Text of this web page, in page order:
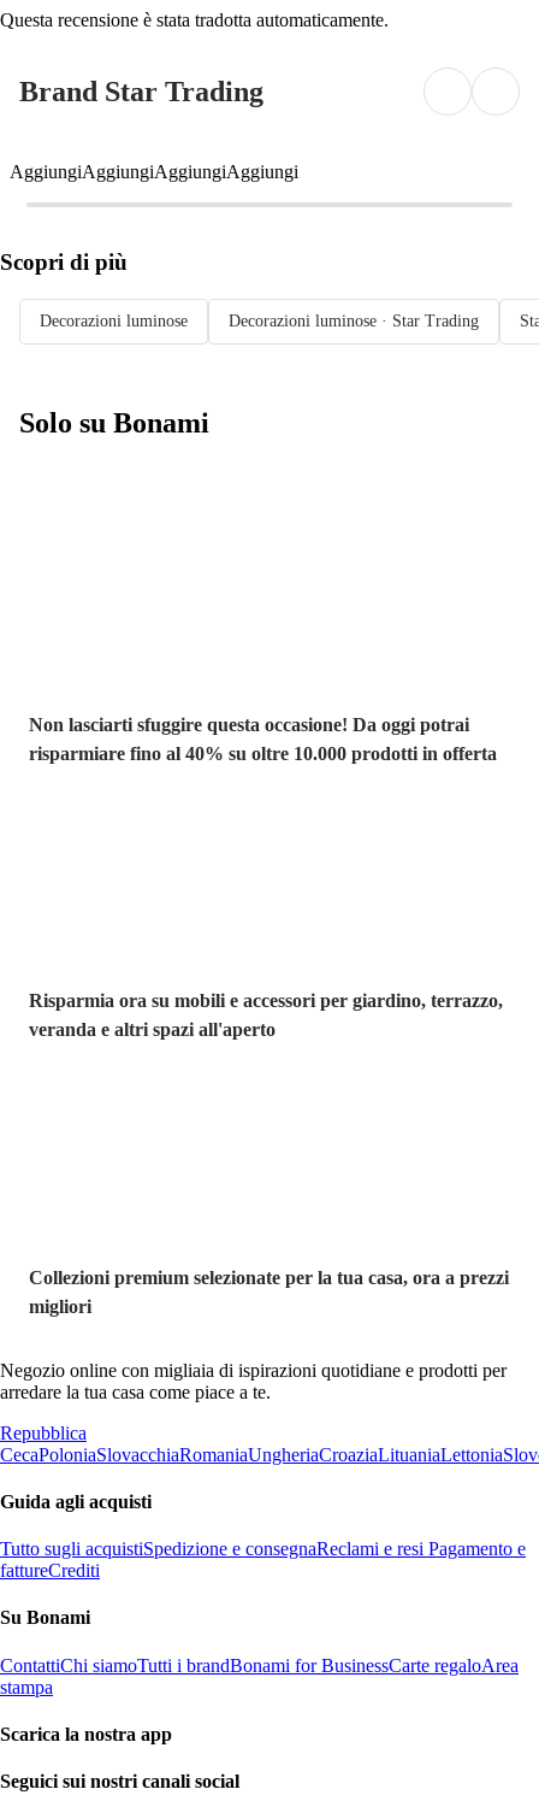
Questa recensione è stata tradotta automaticamente.
Brand Star Trading
AggiungiAggiungiAggiungiAggiungi
Scopri di più
Decorazioni luminose Decorazioni luminose · Star Trading
Solo su Bonami
Non lasciarti sfuggire questa occasione! Da oggi potrai
risparmiare fino al 40% su oltre 10.000 prodotti in offerta
Risparmia ora su mobili e accessori per giardino, terrazzo,
veranda e altri spazi all'aperto
Collezioni premium selezionate per la tua casa, ora a prezzi
migliori
Negozio online con migliaia di ispirazioni quotidiane e prodotti per
arredare la tua casa come piace a te.
Repubblica
CecaPoloniaSlovacchiaRomaniaUngheriaCroaziaLituaniaLettonia
Guida agli acquisti
Tutto sugli acquistiSpedizione e consegnaReclami e resi Pagamento e
fattureCrediti
Su Bonami
ContattiChi siamoTutti i brandBonami for BusinessCarte regaloArea
stampa
Scarica la nostra app
Seguici sui nostri canali social